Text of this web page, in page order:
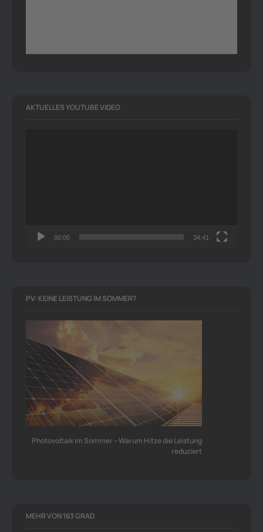
AKTUELLES YOUTUBE VIDEO
00:00 34:41
PV: KEINE LEISTUNG IM SOMMER?
Photovoltaik im Sommer – Warum Hitze die Leistung
reduziert
MEHR VON 163 GRAD